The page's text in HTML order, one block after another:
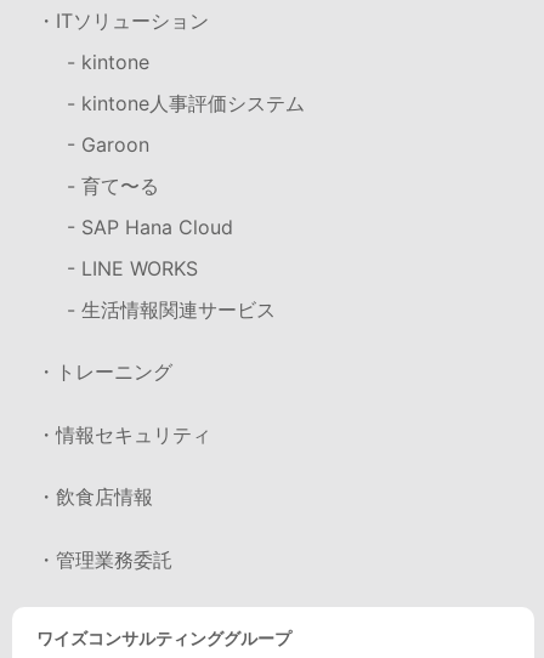
・ITソリューション
- kintone
- kintone人事評価システム
- Garoon
- 育て〜る
- SAP Hana Cloud
- LINE WORKS
- 生活情報関連サービス
・トレーニング
・情報セキュリティ
・飲食店情報
・管理業務委託
ワイズコンサルティンググループ